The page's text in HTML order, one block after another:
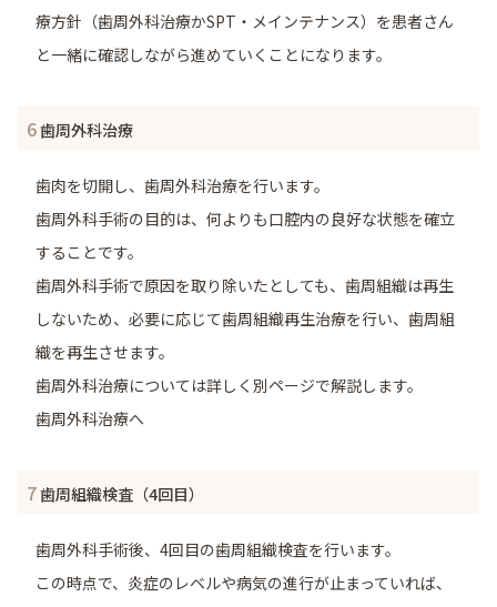
療方針（歯周外科治療かSPT・メインテナンス）を患者さん
と一緒に確認しながら進めていくことになります。
6歯周外科治療
歯肉を切開し、歯周外科治療を行います。
歯周外科手術の目的は、何よりも口腔内の良好な状態を確立
することです。
歯周外科手術で原因を取り除いたとしても、歯周組織は再生
しないため、必要に応じて歯周組織再生治療を行い、歯周組
織を再生させます。
歯周外科治療については詳しく別ページで解説します。
歯周外科治療へ
7歯周組織検査（4回目）
歯周外科手術後、4回目の歯周組織検査を行います。
この時点で、炎症のレベルや病気の進行が止まっていれば、